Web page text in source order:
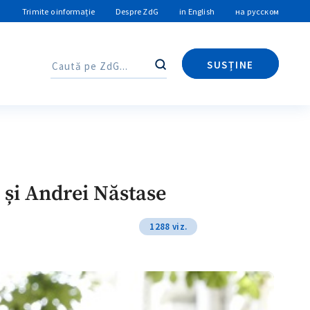
Trimite o informație Despre ZdG in English на русском
Caută
SUSȚINE
Caută
Andrei Năstase
1288 viz.